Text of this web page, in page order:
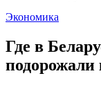
Экономика
Где в
подорожали